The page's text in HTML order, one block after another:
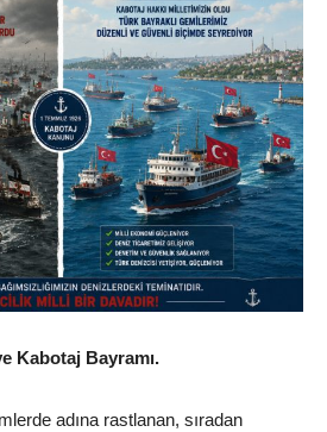
Kabotaj Bayramı.
adına rastlanan, sıradan